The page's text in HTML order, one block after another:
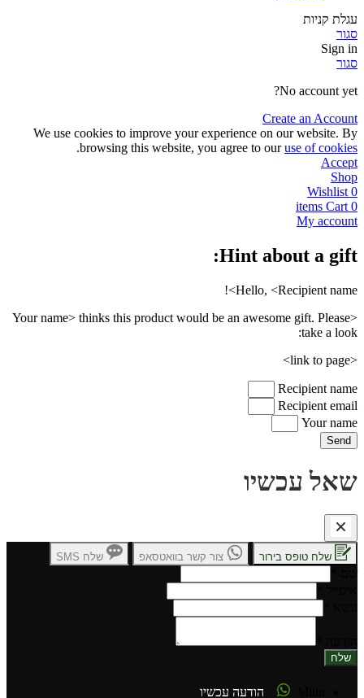
עגלת קניות
סגור
Sign in
סגור
No account yet?
Create an Account
We use cookies to improve your experience on our website. By
browsing this website, you agree to ouruse of cookies
.
Accept
Shop
0
Wishlist
0
items Cart
My account
Hint about a gift:
Hello, <Recipient name>!
<Your name> thinks this product would be an awesome gift. Please
take a look:
<link to page>
Recipient name
Recipient email
Your name
Send
שאל עכשיו
שלח טופס בירור צור קשר בוואטסאפ שלח SMS
שלח
הודעה עכשיו